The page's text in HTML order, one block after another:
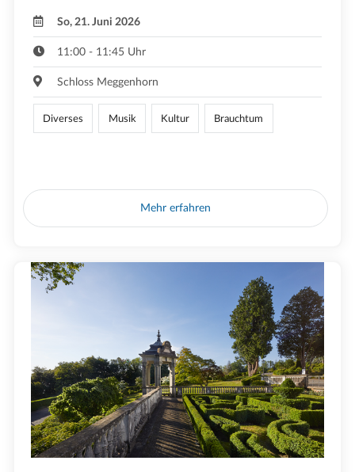
So, 21. Juni 2026
11:00 - 11:45 Uhr
Schloss Meggenhorn
Diverses Musik Kultur Brauchtum
Mehr erfahren